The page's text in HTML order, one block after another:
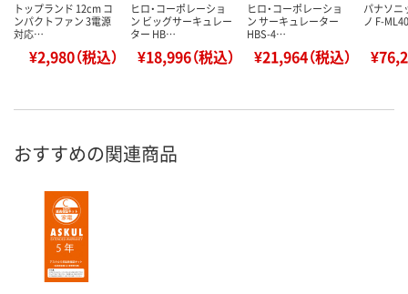
トップランド 12cm コ
ンパクトファン 3電源
対応…
¥2,980（税込）
ヒロ・コーポレーショ
ン ビッグサーキュレー
ター HB…
¥18,996（税込）
ヒロ・コーポレーショ
ン サーキュレーター
HBS-4…
¥21,964（税込）
パナソニ
ノ F-
おすすめの関連商品